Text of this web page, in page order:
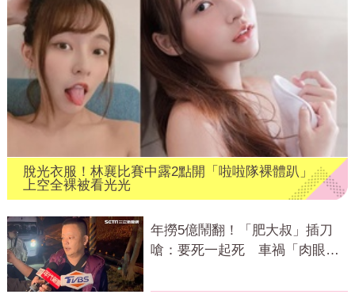
脫光衣服！林襄比賽中露2點開「啦啦隊裸體趴」
上空全裸被看光光
年撈5億鬧翻！「肥大叔」插刀
嗆：要死一起死 車禍「肉眼酒